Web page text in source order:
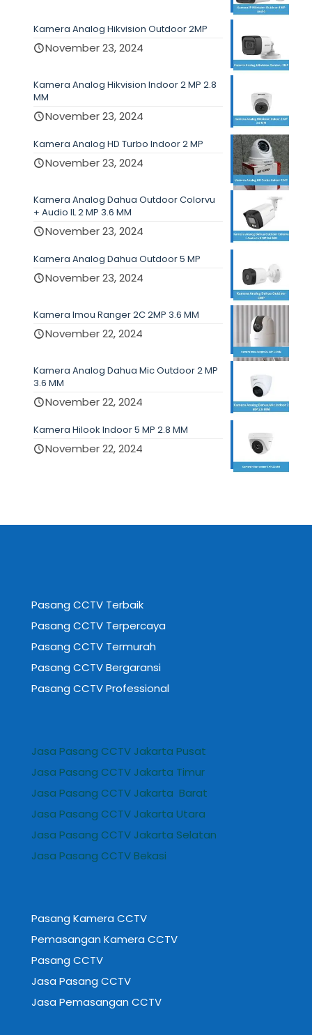
Kamera Analog Hikvision Outdoor 2MP
November 23, 2024
Kamera Analog Hikvision Indoor 2 MP 2.8
MM
November 23, 2024
Kamera Analog HD Turbo Indoor 2 MP
November 23, 2024
Kamera Analog Dahua Outdoor Colorvu
+ Audio IL 2 MP 3.6 MM
November 23, 2024
Kamera Analog Dahua Outdoor 5 MP
November 23, 2024
Kamera Imou Ranger 2C 2MP 3.6 MM
November 22, 2024
Kamera Analog Dahua Mic Outdoor 2 MP
3.6 MM
November 22, 2024
Kamera Hilook Indoor 5 MP 2.8 MM
November 22, 2024
Pasang CCTV Terbaik
Pasang CCTV Terpercaya
Pasang CCTV Termurah
Pasang CCTV Bergaransi
Pasang CCTV Professional
Jasa Pasang CCTV Jakarta Pusat
Jasa Pasang CCTV Jakarta Timur
Jasa Pasang CCTV Jakarta Barat
Jasa Pasang CCTV Jakarta Utara
Jasa Pasang CCTV Jakarta Selatan
Jasa Pasang CCTV Bekasi
Pasang Kamera CCTV
Pemasangan Kamera CCTV
Pasang CCTV
Jasa Pasang CCTV
Jasa Pemasangan CCTV